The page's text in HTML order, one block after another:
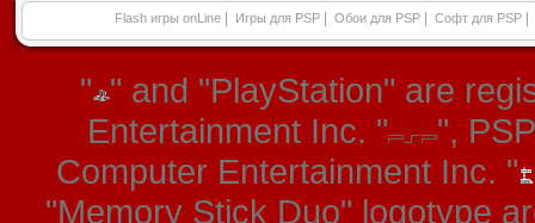
Flash игры onLine Игры для PSP Обои для PSP Софт для PSP
" " and "PlayStation" are
Entertainment Inc. "
",
Computer Entertainment Inc. "
"Memory Stick Duo" logotype